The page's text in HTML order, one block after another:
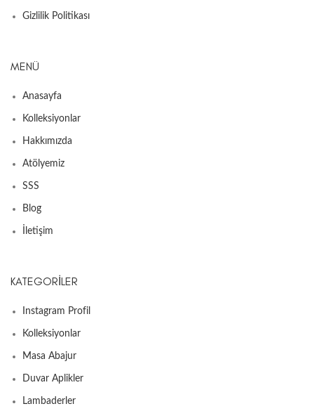
Gizlilik Politikası
MENÜ
Anasayfa
Kolleksiyonlar
Hakkımızda
Atölyemiz
SSS
Blog
İletişim
KATEGORILER
Instagram Profil
Kolleksiyonlar
Masa Abajur
Duvar Aplikler
Lambaderler